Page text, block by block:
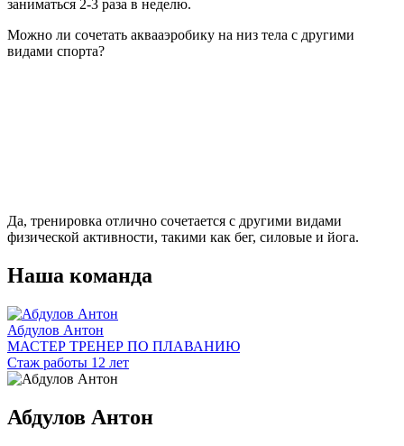
заниматься 2-3 раза в неделю.
Можно ли сочетать аквааэробику на низ тела с другими
видами спорта?
Да, тренировка отлично сочетается с другими видами
физической активности, такими как бег, силовые и йога.
Наша команда
Абдулов Антон
МАСТЕР ТРЕНЕР ПО ПЛАВАНИЮ
Стаж работы 12 лет
Абдулов Антон